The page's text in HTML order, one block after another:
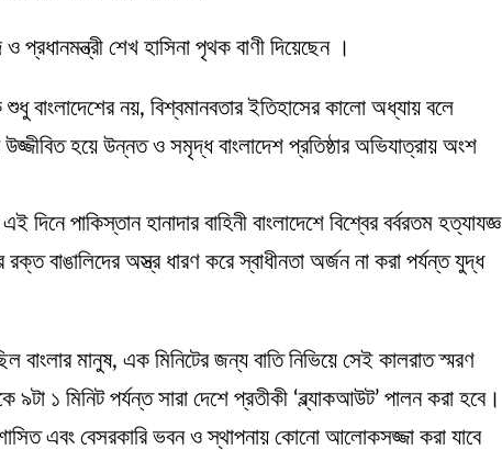
প্রধানমন্ত্রী শেখ হাসিনা পৃথক বাণী দিয়েছেন ।
বাংলাদেশের নয়, বিশ্বমানবতার ইতিহাসের কালো অধ্যায় বলে
হয়ে উন্নত ও সমৃদ্ধ বাংলাদেশ প্রতিষ্ঠার অভিযাত্রায় অংশ
দিনে পাকিস্তান হানাদার বাহিনী বাংলাদেশে বিশ্বের বর্বরতম হত্যাযজ্ঞ
বাঙালিদের অস্ত্র ধারণ করে স্বাধীনতা অর্জন না করা পর্যন্ত যুদ্ধ
বাংলার মানুষ, এক মিনিটের জন্য বাতি নিভিয়ে সেই কালরাত স্মরণ
১ মিনিট পর্যন্ত সারা দেশে প্রতীকী ‘ব্ল্যাকআউট’ পালন করা হবে।
এবং বেসরকারি ভবন ও স্থাপনায় কোনো আলোকসজ্জা করা যাবে